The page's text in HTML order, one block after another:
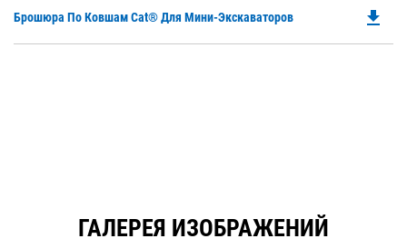
Брошюра По Ковшам Cat® Для Мини-Экскаваторов file_download
ГАЛЕРЕЯ ИЗОБРАЖЕНИЙ